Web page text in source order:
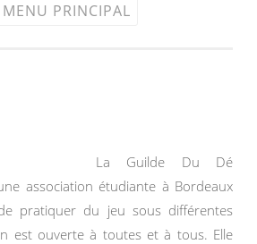
MENU PRINCIPAL
La Guilde Du Dé
association étudiante à Bordeaux
pratiquer du jeu sous différentes
est ouverte à toutes et à tous. Elle